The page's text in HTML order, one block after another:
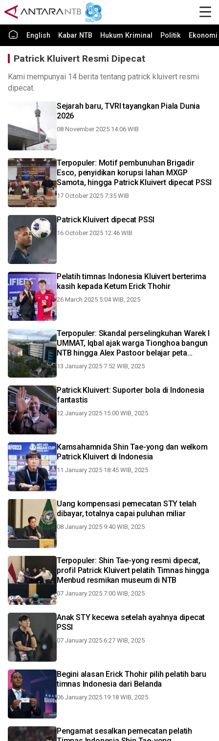
English Kabar NTB Hukum Kriminal Politik
Patrick Kluivert Resmi Dipecat
Kami mempunyai 14 berita tentang patrick kluivert resmi
dipecat.
Sejarah baru, TVRI tayangkan Piala Dunia
2026
08 November 2025 14:06 WIB
Terpopuler: Motif pembunuhan Brigadir
Esco, penyidikan korupsi lahan MXGP
Samota, hingga Patrick Kluivert dipecat PSSI
17 October 2025 7:35 WIB
Patrick Kluivert dipecat PSSI
16 October 2025 12:46 WIB
Pelatih timnas Indonesia Kluivert berterima
kasih kepada Ketum Erick Thohir
26 March 2025 5:04 WIB, 2025
Terpopuler: Skandal perselingkuhan Warek I
UMMAT, Iqbal ajak warga Tionghoa bangun
NTB hingga Alex Pastoor belajar peta
Indonesia
13 January 2025 7:52 WIB, 2025
Patrick Kluivert: Suporter bola di Indonesia
fantastis
12 January 2025 15:00 WIB, 2025
Kamsahamnida Shin Tae-yong dan welkom
Patrick Kluivert di Indonesia
11 January 2025 18:45 WIB, 2025
Uang kompensasi pemecatan STY telah
dibayar, totalnya capai puluhan miliar
08 January 2025 9:40 WIB, 2025
Terpopuler: Shin Tae-yong resmi dipecat,
profil Patrick Kluivert pelatih Timnas hingga
Menbud resmikan museum di NTB
07 January 2025 7:00 WIB, 2025
Anak STY kecewa setelah ayahnya dipecat
PSSI
07 January 2025 6:27 WIB, 2025
Begini alasan Erick Thohir pilih pelatih baru
timnas Indonesia dari Belanda
06 January 2025 19:18 WIB, 2025
Pengamat sesalkan pemecatan pelatih